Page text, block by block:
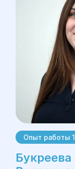
Опыт работы